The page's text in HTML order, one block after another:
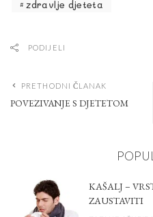
zdravlje djeteta
PODIJELI
PRETHODNI ČLANAK
POVEZIVANJE S DJETETOM
KAŠALJ –
ZAUSTAVITI